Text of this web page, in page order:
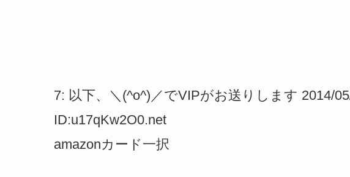
7: 以下、＼(^o^)／でVIPがお送りします 2014/
ID:u17qKw2O0.net
amazonカード一択